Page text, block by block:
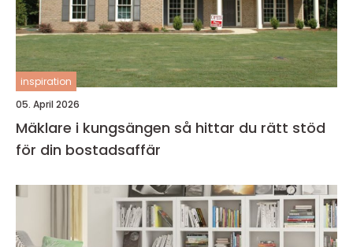
inspiration
05. April 2026
Mäklare i kungsängen så hittar du rätt stöd
för din bostadsaffär